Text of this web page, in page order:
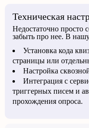
Техническая
Недостаточно просто
забыть про нее. В
Установка кода
страницы или
Настройка
Интеграция с
триггерных писем и
прохождения опроса.